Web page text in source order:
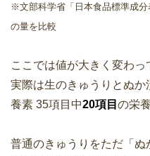
※文部科学省「日本食品標準成分
の量を比較
ここでは値が大きく変わっ
実際は生のきゅうりとぬ
養素 35項目中20項目 の栄
普通のきゅうりをただ「